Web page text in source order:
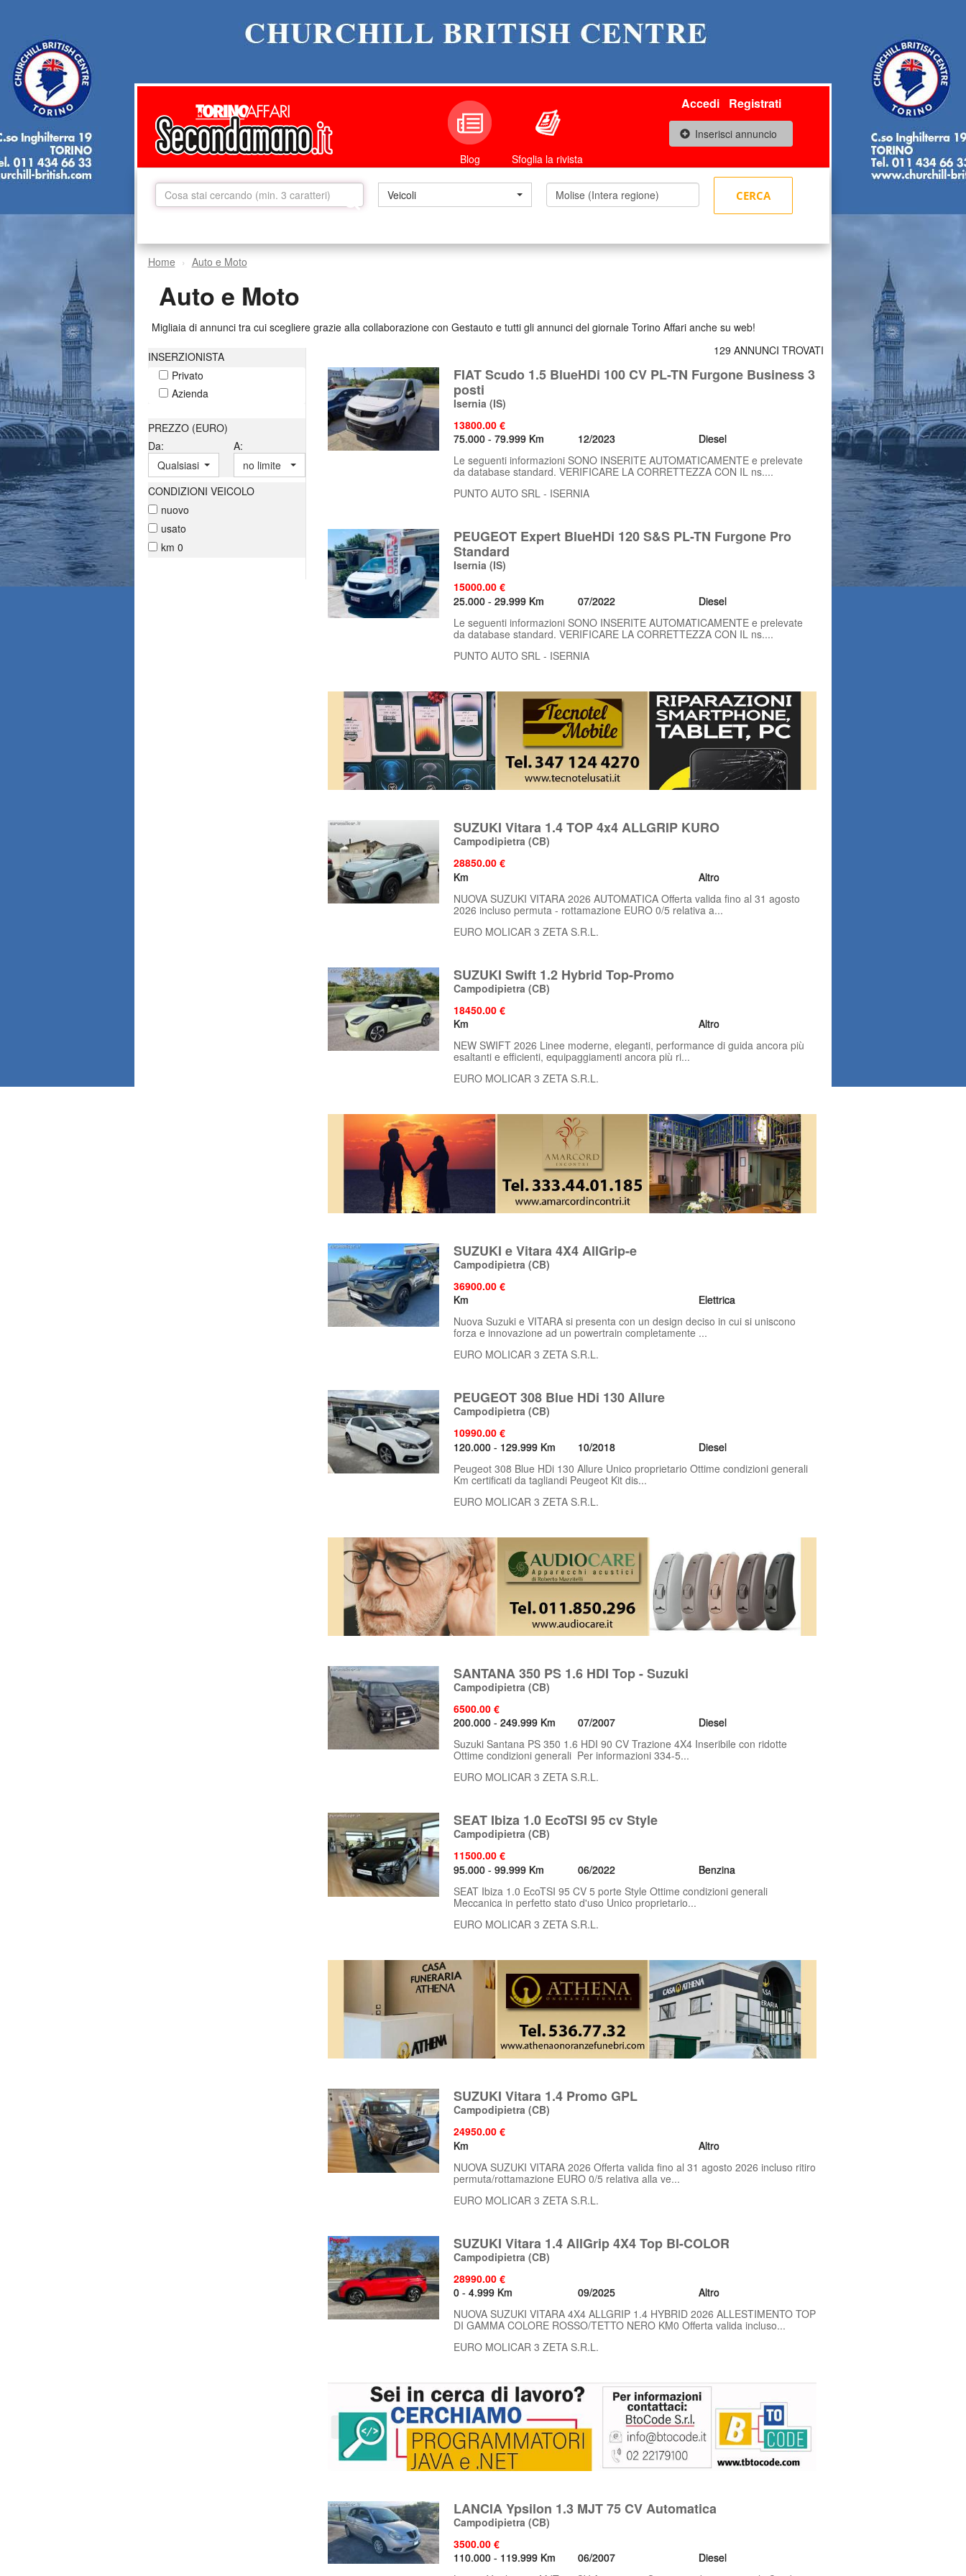
Blog Sfoglia la rivista
Accedi Registrati
Inserisci annuncio
Veicoli
Home Auto e Moto
Auto e Moto
Migliaia di annunci tra cui scegliere grazie alla collaborazione con Gestauto e tutti gli annunci del giornale Torino Affari anche su web!
INSERZIONISTA
Privato
Azienda
PREZZO (EURO)
Da:
A:
Qualsiasi
no limite
CONDIZIONI VEICOLO
nuovo
usato
km 0
129 ANNUNCI TROVATI
FIAT Scudo 1.5 BlueHDi 100 CV PL-TN Furgone Business 3
posti
Isernia (IS)
13800.00 €
75.000 - 79.999 Km
12/2023
Diesel
Le seguenti informazioni SONO INSERITE AUTOMATICAMENTE e prelevate
da database standard. VERIFICARE LA CORRETTEZZA CON IL ns....
PUNTO AUTO SRL - ISERNIA
PEUGEOT Expert BlueHDi 120 S&S PL-TN Furgone Pro
Standard
Isernia (IS)
15000.00 €
25.000 - 29.999 Km
07/2022
Diesel
Le seguenti informazioni SONO INSERITE AUTOMATICAMENTE e prelevate
da database standard. VERIFICARE LA CORRETTEZZA CON IL ns....
PUNTO AUTO SRL - ISERNIA
SUZUKI Vitara 1.4 TOP 4x4 ALLGRIP KURO
Campodipietra (CB)
28850.00 €
Km
Altro
NUOVA SUZUKI VITARA 2026 AUTOMATICA Offerta valida fino al 31 agosto
2026 incluso permuta - rottamazione EURO 0/5 relativa a...
EURO MOLICAR 3 ZETA S.R.L.
SUZUKI Swift 1.2 Hybrid Top-Promo
Campodipietra (CB)
18450.00 €
Km
Altro
NEW SWIFT 2026 Linee moderne, eleganti, performance di guida ancora più
esaltanti e efficienti, equipaggiamenti ancora più ri...
EURO MOLICAR 3 ZETA S.R.L.
SUZUKI e Vitara 4X4 AllGrip-e
Campodipietra (CB)
36900.00 €
Km
Elettrica
Nuova Suzuki e VITARA si presenta con un design deciso in cui si uniscono
forza e innovazione ad un powertrain completamente ...
EURO MOLICAR 3 ZETA S.R.L.
PEUGEOT 308 Blue HDi 130 Allure
Campodipietra (CB)
10990.00 €
120.000 - 129.999 Km
10/2018
Diesel
Peugeot 308 Blue HDi 130 Allure Unico proprietario Ottime condizioni generali
Km certificati da tagliandi Peugeot Kit dis...
EURO MOLICAR 3 ZETA S.R.L.
SANTANA 350 PS 1.6 HDI Top - Suzuki
Campodipietra (CB)
6500.00 €
200.000 - 249.999 Km
07/2007
Diesel
Suzuki Santana PS 350 1.6 HDI 90 CV Trazione 4X4 Inseribile con ridotte
Ottime condizioni generali Per informazioni 334-5...
EURO MOLICAR 3 ZETA S.R.L.
SEAT Ibiza 1.0 EcoTSI 95 cv Style
Campodipietra (CB)
11500.00 €
95.000 - 99.999 Km
06/2022
Benzina
SEAT Ibiza 1.0 EcoTSI 95 CV 5 porte Style Ottime condizioni generali
Meccanica in perfetto stato d'uso Unico proprietario...
EURO MOLICAR 3 ZETA S.R.L.
SUZUKI Vitara 1.4 Promo GPL
Campodipietra (CB)
24950.00 €
Km
Altro
NUOVA SUZUKI VITARA 2026 Offerta valida fino al 31 agosto 2026 incluso ritiro
permuta/rottamazione EURO 0/5 relativa alla ve...
EURO MOLICAR 3 ZETA S.R.L.
SUZUKI Vitara 1.4 AllGrip 4X4 Top BI-COLOR
Campodipietra (CB)
28990.00 €
0 - 4.999 Km
09/2025
Altro
NUOVA SUZUKI VITARA 4X4 ALLGRIP 1.4 HYBRID 2026 ALLESTIMENTO TOP
DI GAMMA COLORE ROSSO/TETTO NERO KM0 Offerta valida incluso...
EURO MOLICAR 3 ZETA S.R.L.
LANCIA Ypsilon 1.3 MJT 75 CV Automatica
Campodipietra (CB)
3500.00 €
110.000 - 119.999 Km
06/2007
Diesel